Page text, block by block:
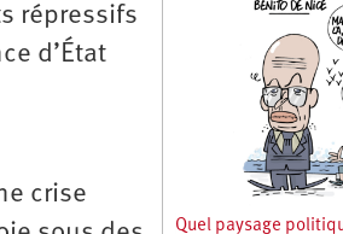
répressifs
d’État
crise
Quel paysage